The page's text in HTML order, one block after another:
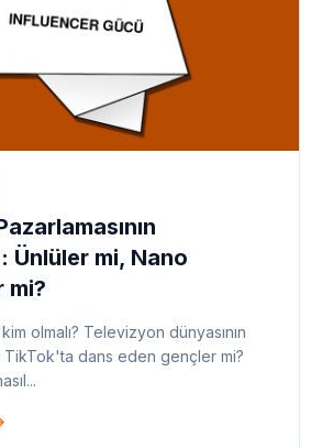
Ünlüler mi, Nano
mi?
olmalı? Televizyon dünyasının
TikTok'ta dans eden gençler mi?